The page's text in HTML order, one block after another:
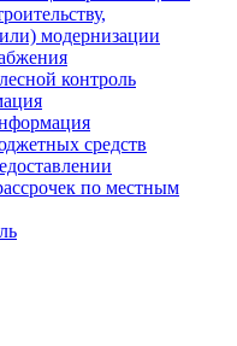
модернизации
контроль
средств
по местным